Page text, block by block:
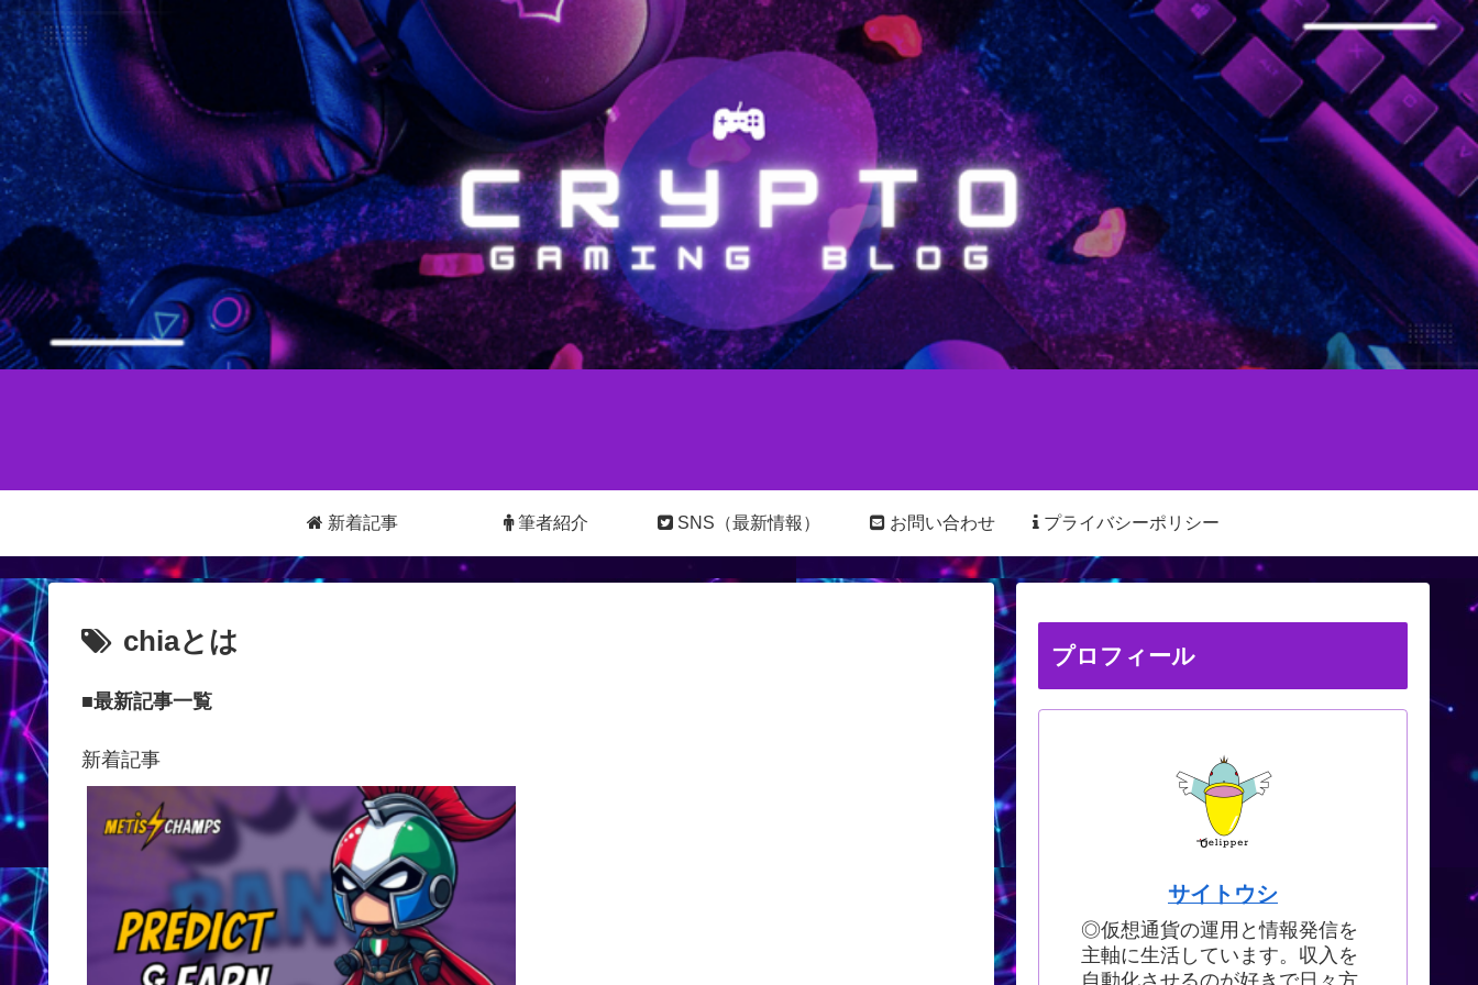
新着記事 筆者紹介 SNS（最新情報） お問い合わせ プライバシーポリシー
chiaとは
■最新記事一覧
新着記事
プロフィール
サイトウシ
◎仮想通貨の運用と情報発信を
主軸に生活しています。収入を
自動化させるのが好きで日々方